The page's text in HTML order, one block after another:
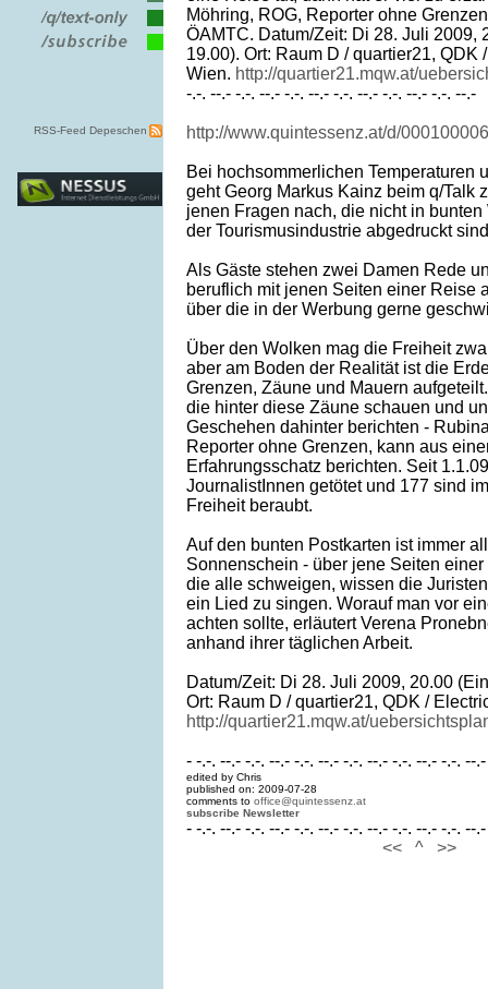
RSS-Feed Depeschen
Möhring, ROG, Reporter ohne
ÖAMTC. Datum/Zeit: Di 28. Juli 2009,
19.00). Ort: Raum D / quartier21, QDK
Wien. http://quartier21.mqw.at/
-.-. --.- -.-. --.- -.-. --.- -.-. --.- -.-. --.- -.-. --.-
http://www.quintessenz.at/d/
Bei hochsommerlichen Temperaturen
geht Georg Markus Kainz beim q/Talk
jenen Fragen nach, die nicht in
der Tourismusindustrie abgedruckt
Als Gäste stehen zwei Damen Rede
beruflich mit jenen Seiten einer Reise
über die in der Werbung gerne
Über den Wolken mag die Freiheit
aber am Boden der Realität ist die
Grenzen, Zäune und Mauern
die hinter diese Zäune schauen und
Geschehen dahinter berichten -
Reporter ohne Grenzen, kann aus
Erfahrungsschatz berichten. Seit
JournalistInnen getötet und 177 sind
Freiheit beraubt.
Auf den bunten Postkarten ist immer
Sonnenschein - über jene Seiten
die alle schweigen, wissen die
ein Lied zu singen. Worauf man vor
achten sollte, erläutert Verena
anhand ihrer täglichen Arbeit.
Datum/Zeit: Di 28. Juli 2009, 20.00
Ort: Raum D / quartier21, QDK /
http://quartier21.mqw.at/
- -.-. --.- -.-. --.- -.-. --.- -.-. --.- -.-. --.- -.-. --.-
edited by Chris
published on: 2009-07-28
comments to office@quintessenz.at
subscribe Newsletter
- -.-. --.- -.-. --.- -.-. --.- -.-. --.- -.-. --.- -.-. --.-
<<
^ >>